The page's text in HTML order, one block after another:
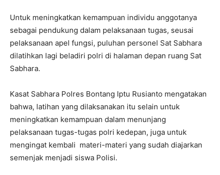
Untuk meningkatkan kemampuan individu anggotanya
sebagai pendukung dalam pelaksanaan tugas, seusai
pelaksanaan apel fungsi, puluhan personel Sat Sabhara
dilatihkan lagi beladiri polri di halaman depan ruang Sat
Sabhara.
Kasat Sabhara Polres Bontang Iptu Rusianto mengatakan
bahwa, latihan yang dilaksanakan itu selain untuk
meningkatkan kemampuan dalam menunjang
pelaksanaan tugas-tugas polri kedepan, juga untuk
mengingat kembali materi-materi yang sudah diajarkan
semenjak menjadi siswa Polisi.